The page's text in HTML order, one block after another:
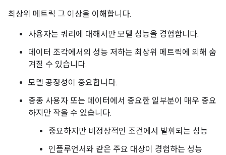
최상위 메트릭 그 이상을 이해합니다.
사용자는 쿼리에 대해서만 모델 성능을 경험합니다.
데이터 조각에서의 성능 저하는 최상위 메트릭에 의해 숨
겨질 수 있습니다.
모델 공정성이 중요합니다.
종종 사용자 또는 데이터에서 중요한 일부분이 매우 중요
하지만 작을 수 있습니다.
중요하지만 비정상적인 조건에서 발휘되는 성능
인플루언서와 같은 주요 대상이 경험하는 성능